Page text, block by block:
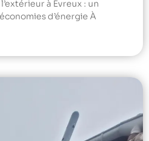
à Évreux : un
d’énergie À